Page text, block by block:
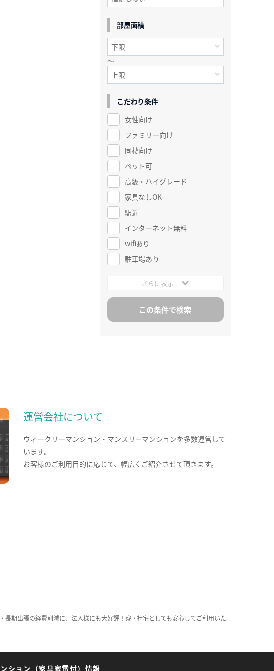
部屋面積
～
こだわり条件
女性向け
ファミリー向け
同棲向け
ペット可
高級・ハイグレード
家具なしOK
駅近
インターネット無料
wifiあり
駐車場あり
さらに表示
運営会社について
ウィークリーマンション・マンスリーマンションを多数運営して
います。
お客様のご利用目的に応じて、幅広くご紹介させて頂きます。
期出張の経費削減に、法人様にも大好評！寮・社宅としても安心してご利用いた
ション（家具家電付）情報